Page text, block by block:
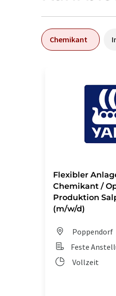
Chemikant
Flexibler
Chemikant /
Produktion
(m/w/d)
Poppendorf
Feste
Vollzeit